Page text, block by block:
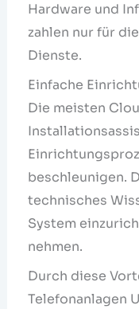
Hardware und
zahlen nur für
Dienste.
Einfache
Die meisten
beschleunigen.
technisches
System
nehmen.
Durch diese
Telefonanlagen